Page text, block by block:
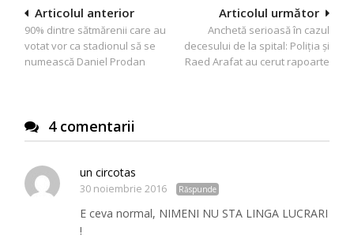
Navigare
în
articole
Articolul următor
Anchetă serioasă în cazul
decesului de la spital: Poliţia şi
Raed Arafat au cerut rapoarte
Articolul anterior
90% dintre sătmărenii care au
votat vor ca stadionul să se
numească Daniel Prodan
4 comentarii
un circotas
30 noiembrie 2016 Răspunde
E ceva normal, NIMENI NU STA LINGA LUCRARI
!